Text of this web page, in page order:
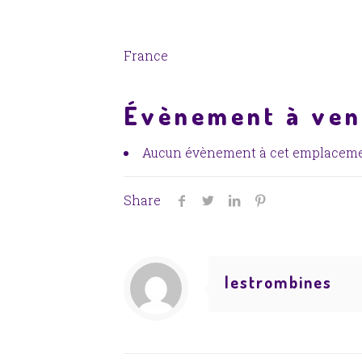
France
Évènement à
Aucun évènement à cet
Share
lestrombines